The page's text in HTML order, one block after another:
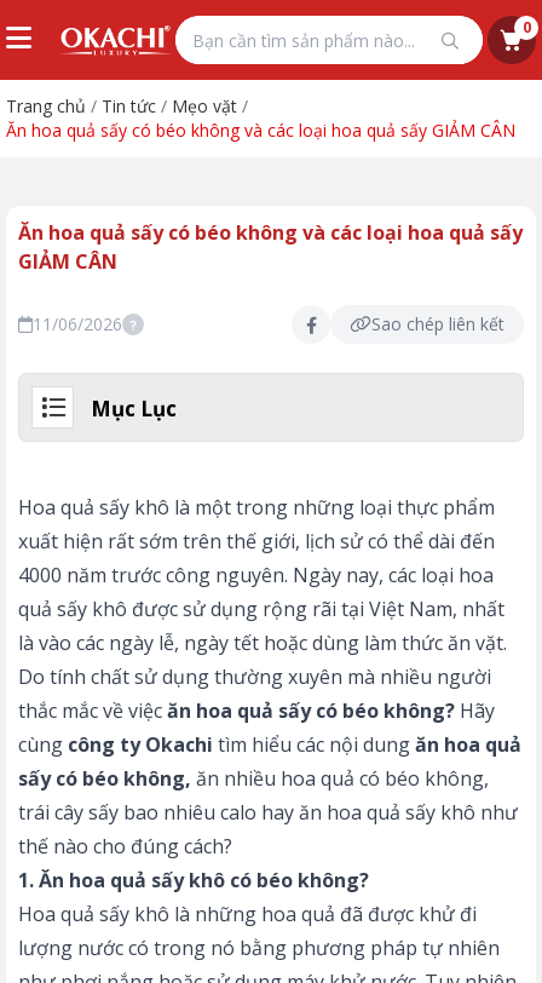
0
Trang chủ / Tin tức / Mẹo vặt /
Ăn hoa quả sấy có béo không và các loại hoa quả sấy GIẢM CÂN
Ăn hoa quả sấy có béo không và các loại hoa quả sấy
GIẢM CÂN
11/06/2026 ? Sao chép liên kết
Mục Lục
Hoa quả sấy khô là một trong những loại thực phẩm
xuất hiện rất sớm trên thế giới, lịch sử có thể dài đến
4000 năm trước công nguyên. Ngày nay, các loại hoa
quả sấy khô được sử dụng rộng rãi tại Việt Nam, nhất
là vào các ngày lễ, ngày tết hoặc dùng làm thức ăn vặt.
Do tính chất sử dụng thường xuyên mà nhiều người
thắc mắc về việcăn hoa quả sấy có béo không? Hãy
cùng công ty Okachi tìm hiểu các nội dungăn hoa quả
sấy có béo không, ăn nhiều hoa quả có béo không,
trái cây sấy bao nhiêu calo hay ăn hoa quả sấy khô như
thế nào cho đúng cách?
1. Ăn hoa quả sấy khô có béo không?
Hoa quả sấy khô là những hoa quả đã được khử đi
lượng nước có trong nó bằng phương pháp tự nhiên